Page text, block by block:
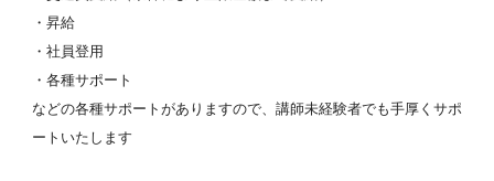
・昇給
・社員登用
・各種サポート
などの各種サポートがありますので、講師未経験者でも手厚くサポ
ートいたします